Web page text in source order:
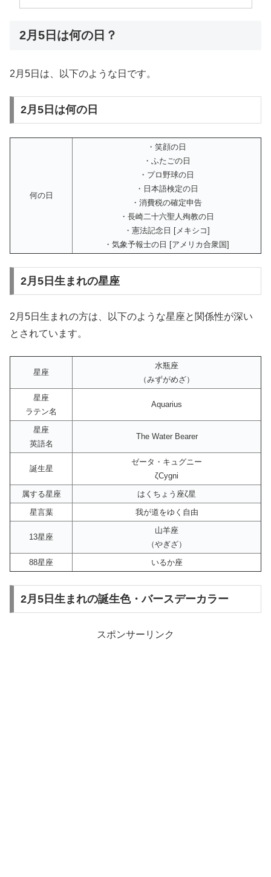
2月5日は何の日？
2月5日は、以下のような日です。
2月5日は何の日
何の日
・笑顔の日
・ふたごの日
・プロ野球の日
・日本語検定の日
・消費税の確定申告
・長崎二十六聖人殉教の日
・憲法記念日 [メキシコ]
・気象予報士の日 [アメリカ合衆国]
2月5日生まれの星座
2月5日生まれの方は、以下のような星座と関係性が深い
とされています。
星座
水瓶座
（みずがめざ）
星座
ラテン名
Aquarius
星座
英語名
The Water Bearer
誕生星
ゼータ・キュグニー
ζCygni
属する星座
はくちょう座ζ星
星言葉
我が道をゆく自由
13星座
山羊座
（やぎざ）
88星座
いるか座
2月5日生まれの誕生色・バースデーカラー
スポンサーリンク